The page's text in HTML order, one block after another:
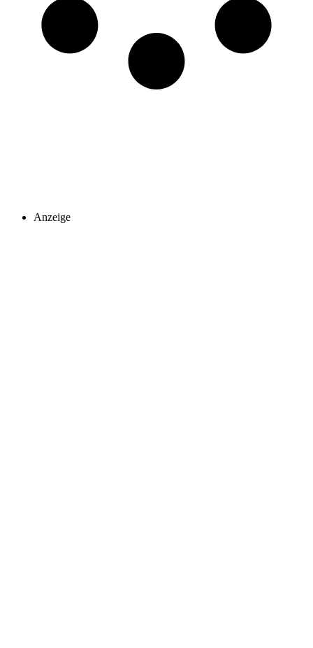
Anzeige